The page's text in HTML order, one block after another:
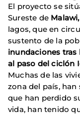
El proyecto se
Sureste de Malawi,
lagos, que en
sustento de la
inundaciones tras
al paso del ciclón
Muchas de las
zona del país,
que han perdido
vida, han tenido